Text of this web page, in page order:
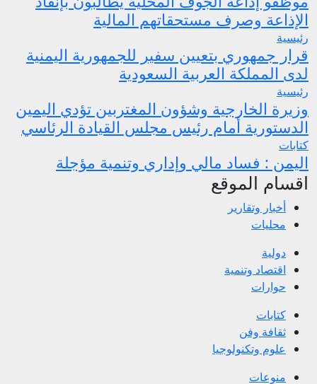
الإذاعة وصرف مستحقاتهم المالية
رئيسية
قرار جمهوري بتعيين سفير للجمهورية اليمنية
لدى المملكة العربية السعودية
رئيسية
وزيرة الخارجية وشؤون المغتربين تؤدي اليمين
الدستورية أمام رئيس مجلس القيادة الرئاسي
كتابات
اليمن : فساد مالي وإداري وتنمية مؤجلة
اقسام الموقع
أخبار وتقارير
محليات
دولية
اقتصاد وتنمية
حوارات
كتابات
ثقافة وفن
علوم وتكنولوجيا
منوعات